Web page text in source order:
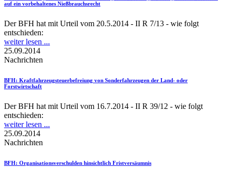
auf ein vorbehaltenes Nießbrauchsrecht
Der BFH hat mit Urteil vom 20.5.2014 - II R 7/13 - wie folgt
entschieden:
weiter lesen ...
25.09.2014
Nachrichten
BFH: Kraftfahrzeugsteuerbefreiung von Sonderfahrzeugen der Land- oder
Forstwirtschaft
Der BFH hat mit Urteil vom 16.7.2014 - II R 39/12 - wie folgt
entschieden:
weiter lesen ...
25.09.2014
Nachrichten
BFH: Organisationsverschulden hinsichtlich Fristversäumnis